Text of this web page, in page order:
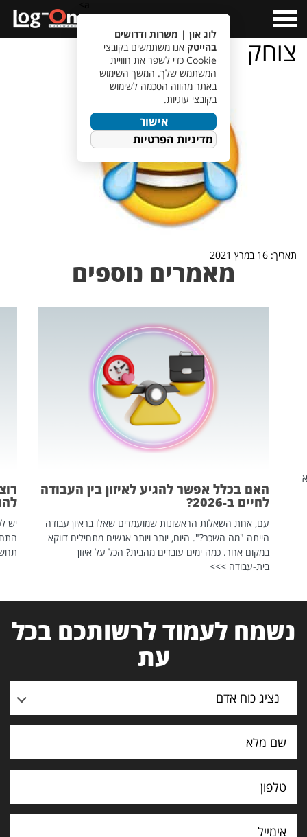
Menu
צוחק
תאריך: 16 במרץ 2021
מאמרים נוספים
האם בכלל אפשר להגיע לאיזון בין העבודה
לחיים ב-2026?
עם, אחת השאלות הראשונות שמועמדים שאלו בראיון עבודה
הייתה "מה השכר?". היום, יותר ויותר אנשים מתחילים דווקא
במקום אחר. כמה ימים עובדים מהבית? הכל על איזון
בית-עבודה >>>
יש
נשמח לעמוד לרשותכם בכל
עת
נציג כוח אדם
לוג און | משרות ודרושים
בהייטק אנו משתמשים בקובצי
Cookie כדי לשפר את חוויית
המשתמש שלך. המשך השימוש
באתר מהווה הסכמה לשימוש
בקובצי עוגיות.
אישור
מדיניות הפרטיות